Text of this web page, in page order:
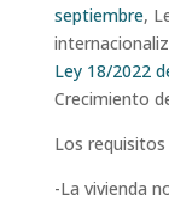
septiembre,
Ley 18/2022
Crecimiento
Los
-La vivienda